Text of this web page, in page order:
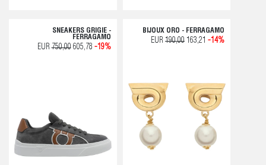
SNEAKERS GRIGIE -
FERRAGAMO
EUR750,00605,78 -19%
BIJOUX ORO - FERRAGAMO
EUR 190,00 163,21 -14%